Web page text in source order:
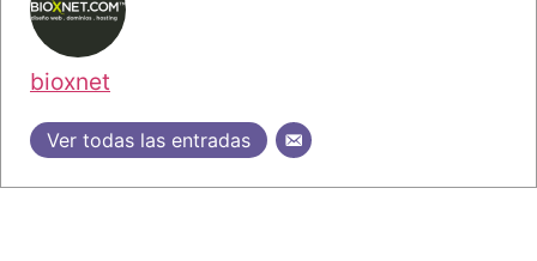
bioxnet
Ver todas las entradas